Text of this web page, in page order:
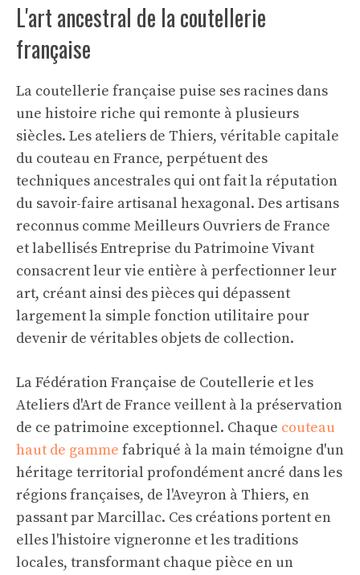
L'art ancestral de la coutellerie
française
La coutellerie française puise ses racines dans
une histoire riche qui remonte à plusieurs
siècles. Les ateliers de Thiers, véritable capitale
du couteau en France, perpétuent des
techniques ancestrales qui ont fait la réputation
du savoir-faire artisanal hexagonal. Des artisans
reconnus comme Meilleurs Ouvriers de France
et labellisés Entreprise du Patrimoine Vivant
consacrent leur vie entière à perfectionner leur
art, créant ainsi des pièces qui dépassent
largement la simple fonction utilitaire pour
devenir de véritables objets de collection.
La Fédération Française de Coutellerie et les
Ateliers d'Art de France veillent à la préservation
de ce patrimoine exceptionnel. Chaque couteau
haut de gamme fabriqué à la main témoigne d'un
héritage territorial profondément ancré dans les
régions françaises, de l'Aveyron à Thiers, en
passant par Marcillac. Ces créations portent en
elles l'histoire vigneronne et les traditions
locales, transformant chaque pièce en un